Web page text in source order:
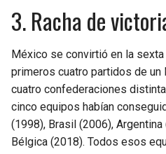
3. Racha de
México se convirtió en la
primeros cuatro partidos de un
cuatro confederaciones
cinco equipos habían
(1998), Brasil (2006),
Bélgica (2018). Todos esos